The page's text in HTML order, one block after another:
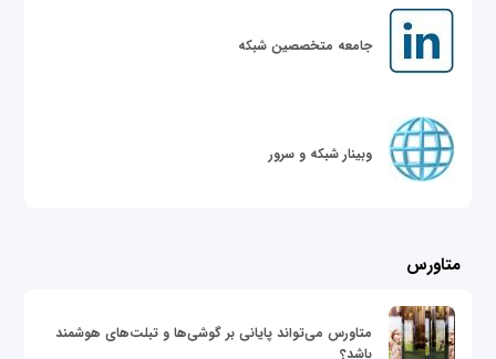
جامعه متخصصین شبکه
وبینار شبکه و سرور
متاورس
متاورس می‌تواند پایانی بر گوشی‌ها و تبلت‌های هوشمند
باشد؟